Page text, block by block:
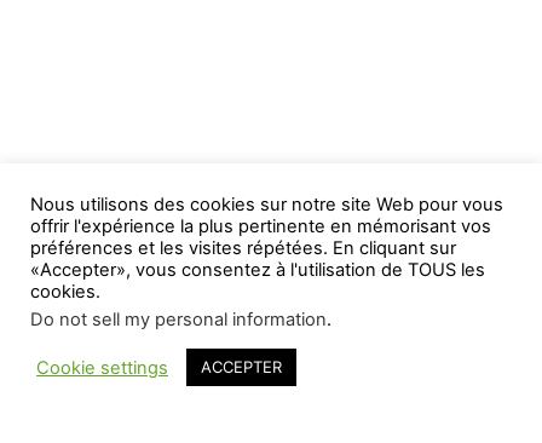
Nous utilisons des cookies sur notre site Web pour vous
offrir l'expérience la plus pertinente en mémorisant vos
préférences et les visites répétées. En cliquant sur
«Accepter», vous consentez à l'utilisation de TOUS les
cookies.
Do not sell my personal information.
Cookie settings ACCEPTER